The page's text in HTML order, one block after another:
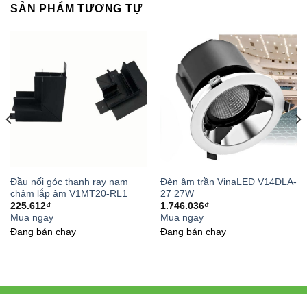
SẢN PHẨM TƯƠNG TỰ
Đầu nối góc thanh ray nam
châm lắp âm V1MT20-RL1
225.612₫
Mua ngay
Đang bán chạy
Đèn âm trần VinaLED V14DLA-
27 27W
1.746.036₫
Mua ngay
Đang bán chạy